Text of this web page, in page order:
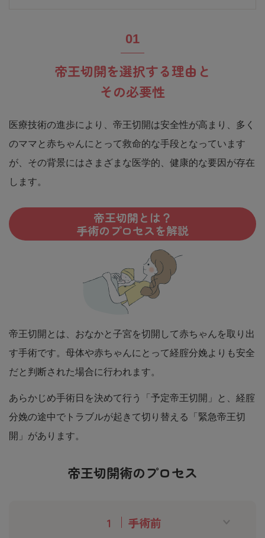
帝王切開を選択する理由と
その必要性
医療技術の進歩により、帝王切開は安全性が高まり、多く
のママと赤ちゃんにとって救命的な手段となっています
が、その背景にはさまざまな医学的、健康的な要因が存在
します。
帝王切開とは？
手術のプロセスを解説
帝王切開とは、おなかと子宮を切開して赤ちゃんを取り出
す手術です。母体や赤ちゃんにとって経腟分娩よりも安全
だと判断された場合に行われます。
あらかじめ手術日を決めて行う「予定帝王切開」と、経腟
分娩の途中でトラブルが起きて切り替える「緊急帝王切
開」があります。
帝王切開術のプロセス
手術前